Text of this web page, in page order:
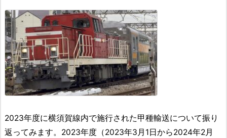
2023年度に横須賀線内で施行された甲種輸送について振り
返ってみます。 2023年度（2023年3月1日から2024年2月